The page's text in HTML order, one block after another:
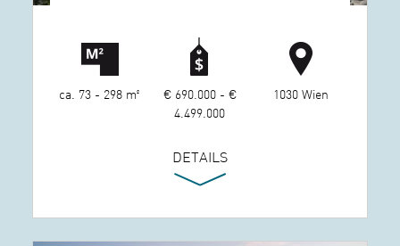
ca. 73 - 298 m²
€ 690.000 - €
4.499.000
1030 Wien
DETAILS